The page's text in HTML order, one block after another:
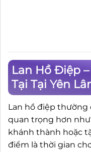
Lan Hồ Điệp
Tại Tại Yên
Lan hồ điệp
quan trọng hơn
khánh thành hoặc
điểm là thời gian